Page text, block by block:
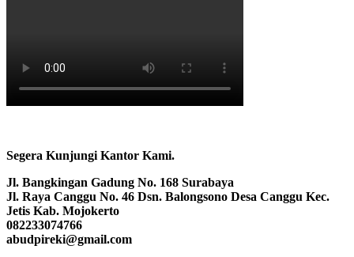
Segera Kunjungi Kantor Kami.
Jl. Bangkingan Gadung No. 168 Surabaya
Jl. Raya Canggu No. 46 Dsn. Balongsono Desa Canggu Kec.
Jetis Kab. Mojokerto
082233074766
abudpireki@gmail.com